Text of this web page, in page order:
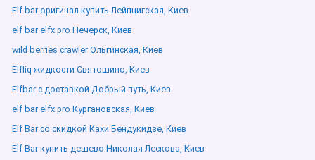
Elf bar оригинал купить Лейпцигская, Киев
elf bar elfx pro Печерск, Киев
wild berries crawler Ольгинская, Киев
Elfliq жидкости Святошино, Киев
Elfbar с доставкой Добрый путь, Киев
elf bar elfx pro Кургановская, Киев
Elf Bar со скидкой Кахи Бендукидзе, Киев
Elf Bar купить дешево Николая Лескова, Киев